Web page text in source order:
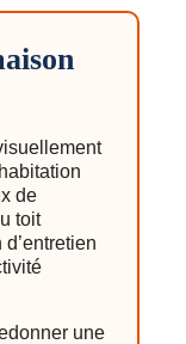
de
toit
une